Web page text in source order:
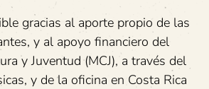
gracias al aporte propio de las
y al apoyo financiero del
y Juventud (MCJ), a través del
y de la oficina en Costa Rica